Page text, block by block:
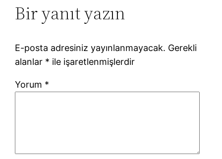
Bir yanıt yazın
E-posta adresiniz yayınlanmayacak. Gerekli
alanlar * ile işaretlenmişlerdir
Yorum *